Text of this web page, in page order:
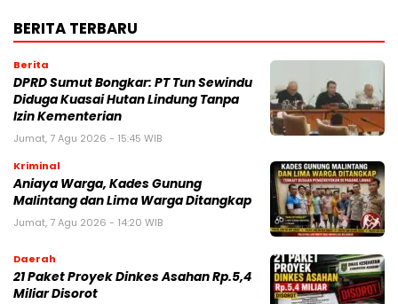
BERITA TERBARU
Berita
DPRD Sumut Bongkar: PT Tun Sewindu
Diduga Kuasai Hutan Lindung Tanpa
Izin Kementerian
Jumat, 7 Agu 2026 - 15:45 WIB
Kriminal
Aniaya Warga, Kades Gunung
Malintang dan Lima Warga Ditangkap
Jumat, 7 Agu 2026 - 14:20 WIB
Daerah
21 Paket Proyek Dinkes Asahan Rp.5,4
Miliar Disorot